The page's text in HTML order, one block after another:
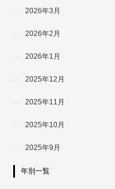
2026年3月
2026年2月
2026年1月
2025年12月
2025年11月
2025年10月
2025年9月
年別一覧